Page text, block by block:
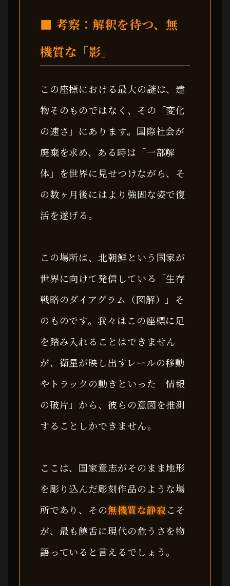
■ 考察：解釈を待つ、無
機質な「影」
この座標における最大の謎は、建
物そのものではなく、その「変化
の速さ」にあります。国際社会が
廃棄を求め、ある時は「一部解
体」を世界に見せつけながら、そ
の数ヶ月後にはより強固な姿で復
活を遂げる。
この場所は、北朝鮮という国家が
世界に向けて発信している「生存
戦略のダイアグラム（図解）」そ
のものです。我々はこの座標に足
を踏み入れることはできません
が、衛星が映し出すレールの移動
やトラックの動きといった「情報
の破片」から、彼らの意図を推測
することしかできません。
ここは、国家意志がそのまま地形
を彫り込んだ彫刻作品のような場
所であり、その無機質な静寂こそ
が、最も饒舌に現代の危うさを物
語っていると言えるでしょう。